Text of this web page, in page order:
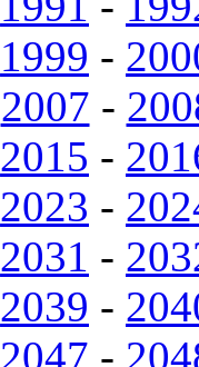
1999 -
2007 -
2015 -
2023 -
2031 -
2039 -
2047 -